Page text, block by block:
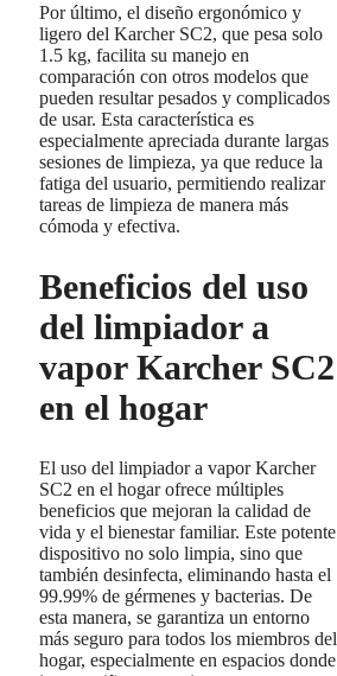
Por último, el diseño ergonómico y
ligero del Karcher SC2, que pesa solo
1.5 kg, facilita su manejo en
comparación con otros modelos que
pueden resultar pesados y complicados
de usar. Esta característica es
especialmente apreciada durante largas
sesiones de limpieza, ya que reduce la
fatiga del usuario, permitiendo realizar
tareas de limpieza de manera más
cómoda y efectiva.
Beneficios del uso
del limpiador a
vapor Karcher SC2
en el hogar
El uso del limpiador a vapor Karcher
SC2 en el hogar ofrece múltiples
beneficios que mejoran la calidad de
vida y el bienestar familiar. Este potente
dispositivo no solo limpia, sino que
también desinfecta, eliminando hasta el
99.99% de gérmenes y bacterias. De
esta manera, se garantiza un entorno
más seguro para todos los miembros del
hogar, especialmente en espacios donde